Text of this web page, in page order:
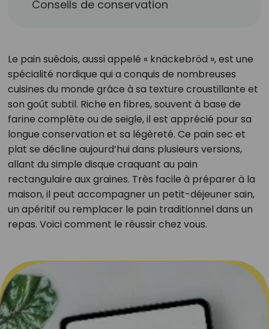
Conseils de conservation
Le pain suédois, aussi appelé « knäckebröd », est une
spécialité nordique qui a conquis de nombreuses
cuisines du monde grâce à sa texture croustillante et
son goût subtil. Riche en fibres, souvent à base de
farine complète ou de seigle, il est apprécié pour sa
longue conservation et sa légèreté. Ce pain sec et
plat se décline aujourd’hui dans plusieurs versions,
allant du simple disque craquant au pain
rectangulaire aux graines. Très facile à préparer à la
maison, il peut accompagner un petit-déjeuner sain,
un apéritif ou remplacer le pain traditionnel dans un
repas. Voici comment le réussir chez vous.